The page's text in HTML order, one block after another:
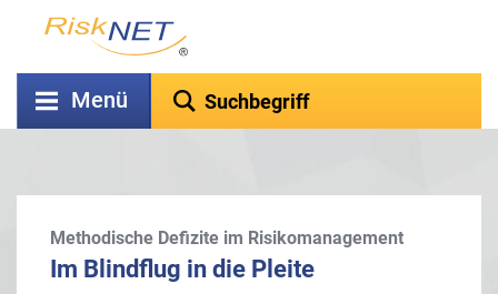
Menü
Methodische Defizite im Risikomanagement
Im Blindflug in die Pleite